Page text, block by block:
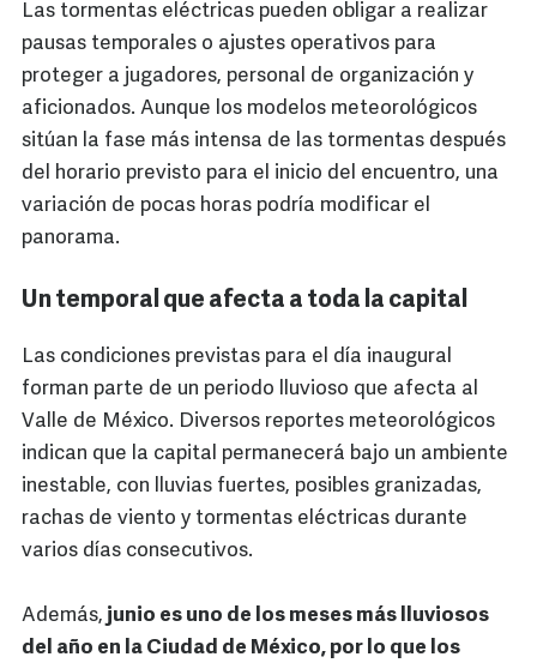
Las tormentas eléctricas pueden obligar a realizar
pausas temporales o ajustes operativos para
proteger a jugadores, personal de organización y
aficionados. Aunque los modelos meteorológicos
sitúan la fase más intensa de las tormentas después
del horario previsto para el inicio del encuentro, una
variación de pocas horas podría modificar el
panorama.
Un temporal que afecta a toda la capital
Las condiciones previstas para el día inaugural
forman parte de un periodo lluvioso que afecta al
Valle de México. Diversos reportes meteorológicos
indican que la capital permanecerá bajo un ambiente
inestable, con lluvias fuertes, posibles granizadas,
rachas de viento y tormentas eléctricas durante
varios días consecutivos.
Además, junio es uno de los meses más lluviosos
del año en la Ciudad de México, por lo que los